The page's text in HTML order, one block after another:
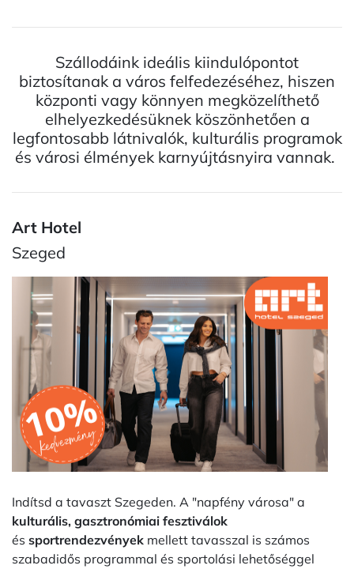
Szállodáink ideális kiindulópontot
biztosítanak a város felfedezéséhez, hiszen
központi vagy könnyen megközelíthető
elhelyezkedésüknek köszönhetően a
legfontosabb látnivalók, kulturális programok
és városi élmények karnyújtásnyira vannak.
Art Hotel
Szeged
Indítsd a tavaszt Szegeden. A "napfény városa" a
kulturális, gasztronómiai fesztiválok
és sportrendezvények mellett tavasszal is számos
szabadidős programmal és sportolási lehetőséggel